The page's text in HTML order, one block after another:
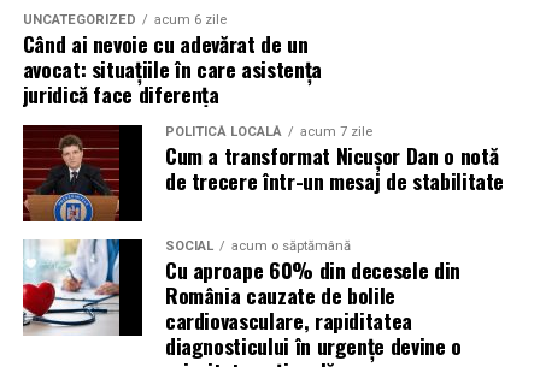
Cei care aleg transportul alternativ vor gasi o parcare
special amenajata pentru biciclete chiar la intrarea in
festival.
Masina
personala
Organizatorii recomanda utilizarea transportului public
sau a curselor speciale dedicate festivalului, intrucat nu
exista parcare destinata publicului.
Daca alegi totusi sa vii cu masina, sunt recomandate
rutele alternative Chitila – Buftea sau Corbeanca –
UNCATEGORIZED acum 6 zile
Când ai nevoie cu adevărat de un
avocat: situațiile în care asistența
juridică face diferența
POLITICĂ LOCALĂ acum 7 zile
Cum a transformat Nicușor Dan o notă
de trecere într-un mesaj de stabilitate
SOCIAL acum o săptămână
Cu aproape 60% din decesele din
România cauzate de bolile
cardiovasculare, rapiditatea
diagnosticului în urgențe devine o